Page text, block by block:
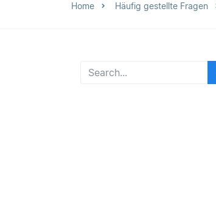
Home Häufig gestellte Fragen